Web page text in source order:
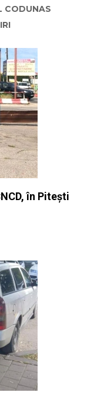
CODUNAS
în Pitești